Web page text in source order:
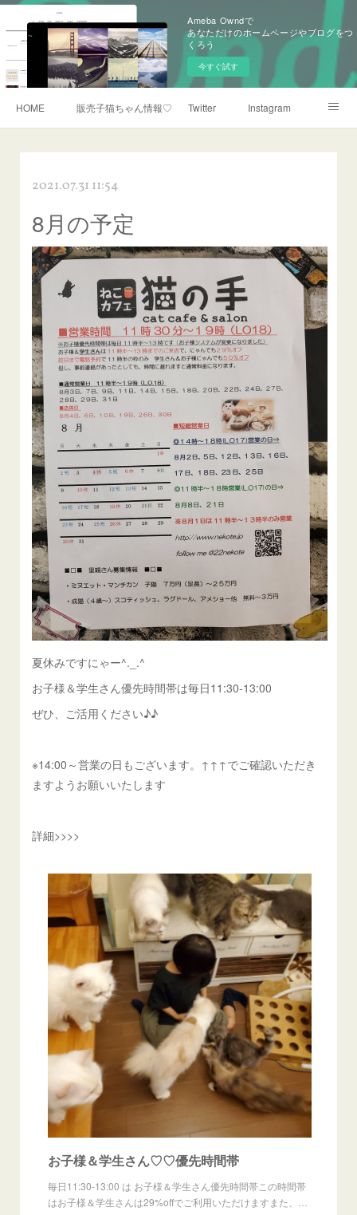
Ameba Owndで
あなただけのホームページやブログをつ
くろう
今すぐ試す
HOME 販売子猫ちゃん情報♡♡猫の手自家繁殖
Twitter Instagram
猫ばぁばのInstagram
2021.07.31 11:54
8月の予定
夏休みですにゃー^._.^
お子様＆学生さん優先時間帯は毎日11:30-13:00
ぜひ、ご活用ください♪♪
※14:00～営業の日もございます。↑↑↑でご確認いただき
ますようお願いいたします
詳細>>>>
お子様＆学生さん♡♡優先時間帯
毎日11:30-13:00 は お子様＆学生さん優先時間帯この時間帯
はお子様＆学生さんは29%offでご利用いただけますまた、…